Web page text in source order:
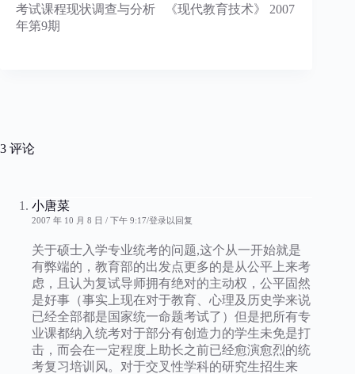
考试课程现状调查与分析 《现代教育技术》 2007
年第9期
3 评论
小唐菜
2007 年 10 月 8 日 / 下午 9:17 登录以回复
关于硕士入学专业统考的问题,这个从一开始就是
有弊端的，教育部的出发点更多的是从公平上来考
虑，且认为复试导师拥有绝对的主动权，公平固然
是好事（事实上现在对于教育、心理及历史学来说
已经全部都是国家统一命题考试了）但是把所有专
业课都纳入统考对于部分有创造力的学生未免是打
击，而会在一定程度上助长之前已经愈演愈烈的统
考复习培训风。对于交叉性学科的研究生招生来